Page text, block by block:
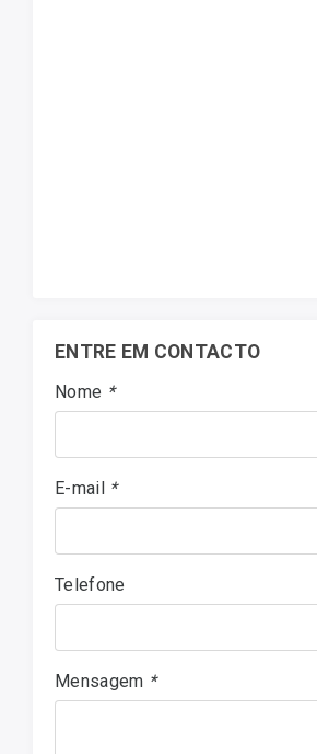
ENTRE EM CONTACTO
Nome *
E-mail *
Telefone
Mensagem *